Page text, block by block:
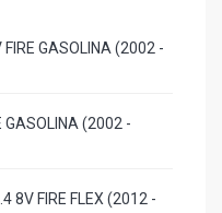
FIRE GASOLINA (2002 -
GASOLINA (2002 -
8V FIRE FLEX (2012 -